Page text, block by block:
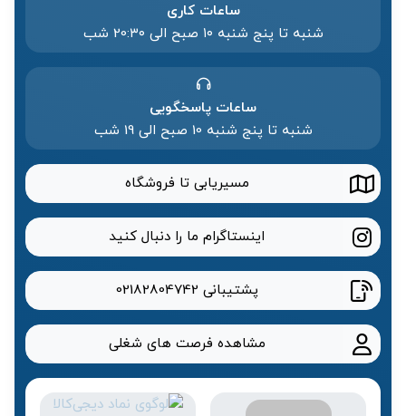
ساعات کاری
شنبه تا پنج شنبه ۱۰ صبح الی 20:۳۰ شب
ساعات پاسخگویی
شنبه تا پنج شنبه 10 صبح الی 19 شب
مسیریابی تا فروشگاه
اینستاگرام ما را دنبال کنید
پشتیبانی 02182804742
مشاهده فرصت های شغلی